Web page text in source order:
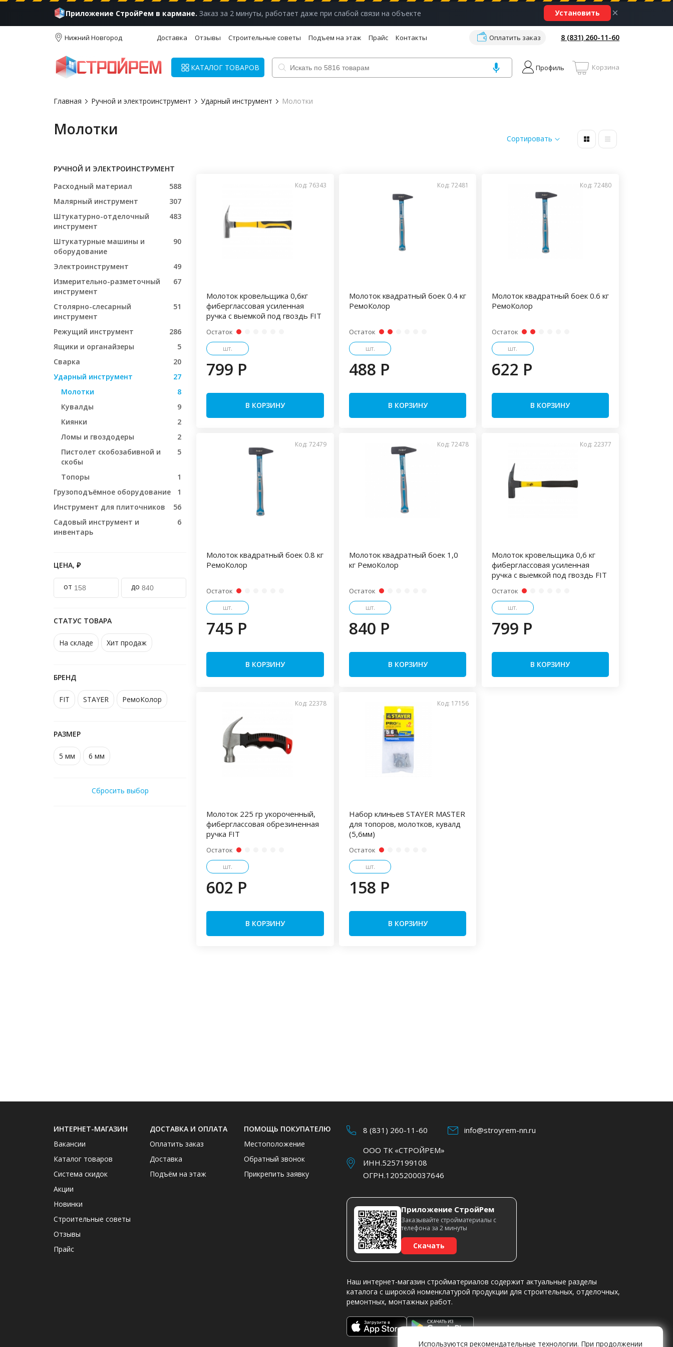
Приложение СтройРем в кармане. Заказ за 2 минуты, работает даже при слабой связи на объекте Установить ×
Нижний Новгород Доставка Отзывы Строительные советы Подъем на этаж Прайс Контакты Оплатить заказ 8 (831) 260-11-60
КАТАЛОГ ТОВАРОВ Профиль Корзина
Главная Ручной и электроинструмент Ударный инструмент Молотки
Молотки
Сортировать
РУЧНОЙ И ЭЛЕКТРОИНСТРУМЕНТ
Расходный материал
588
Малярный инструмент
307
Штукатурно-отделочный
инструмент
483
Штукатурные машины и
оборудование
90
Электроинструмент
49
Измерительно-разметочный
инструмент
67
Столярно-слесарный
инструмент
51
Режущий инструмент
286
Ящики и органайзеры
5
Сварка
20
Ударный инструмент
27
Молотки
8
Кувалды
9
Киянки
2
Ломы и гвоздодеры
2
Пистолет скобозабивной и
скобы
5
Топоры
1
Грузоподъёмное оборудование
1
Инструмент для плиточников
56
Садовый инструмент и
инвентарь
6
ЦЕНА, ₽
от до
СТАТУС ТОВАРА
На складе Хит продаж
БРЕНД
FIT STAYER РемоКолор
РАЗМЕР
5 мм 6 мм
Сбросить выбор
Код: 76343
Молоток кровельщика 0,6кг
фиберглассовая усиленная
ручка с выемкой под гвоздь FIT
Остаток
шт.
799 P
В КОРЗИНУ
Код: 72481
Молоток квадратный боек 0.4 кг
РемоКолор
Остаток
шт.
488 P
В КОРЗИНУ
Код: 72480
Молоток квадратный боек 0.6 кг
РемоКолор
Остаток
шт.
622 P
В КОРЗИНУ
Код: 72479
Молоток квадратный боек 0.8 кг
РемоКолор
Остаток
шт.
745 P
В КОРЗИНУ
Код: 72478
Молоток квадратный боек 1,0
кг РемоКолор
Остаток
шт.
840 P
В КОРЗИНУ
Код: 22377
Молоток кровельщика 0,6 кг
фиберглассовая усиленная
ручка с выемкой под гвоздь FIT
Остаток
шт.
799 P
В КОРЗИНУ
Код: 22378
Молоток 225 гр укороченный,
фиберглассовая обрезиненная
ручка FIT
Остаток
шт.
602 P
В КОРЗИНУ
Код: 17156
Набор клиньев STAYER MASTER
для топоров, молотков, кувалд
(5,6мм)
Остаток
шт.
158 P
В КОРЗИНУ
ИНТЕРНЕТ-МАГАЗИН
Вакансии
Каталог товаров
Система скидок
Акции
Новинки
Строительные советы
Отзывы
Прайс
ДОСТАВКА И ОПЛАТА
Оплатить заказ
Доставка
Подъём на этаж
ПОМОЩЬ ПОКУПАТЕЛЮ
Местоположение
Обратный звонок
Прикрепить заявку
8 (831) 260-11-60
info@stroyrem-nn.ru
ООО ТК «СТРОЙРЕМ»
ИНН.5257199108
ОГРН.1205200037646
Приложение СтройРем
Заказывайте стройматериалы с
телефона за 2 минуты
Скачать
Наш интернет-магазин стройматериалов содержит актуальные разделы
каталога с широкой номенклатурой продукции для строительных, отделочных,
ремонтных, монтажных работ.
Используются рекомендательные технологии. При продолжении